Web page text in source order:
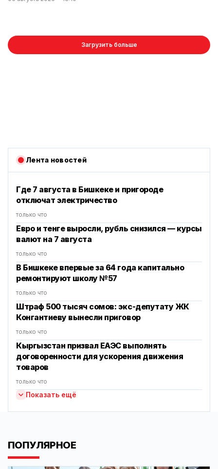
Загрузить больше
Лента новостей
Где 7 августа в Бишкеке и пригороде
отключат электричество
только что
Евро и тенге выросли, рубль снизился — курсы
валют на 7 августа
только что
В Бишкеке впервые за 64 года капитально
ремонтируют школу №57
только что
Штраф 500 тысяч сомов: экс-депутату ЖК
Конгантиеву вынесли приговор
только что
Кыргызстан призвал ЕАЭС выполнять
договоренности для ускорения движения
товаров
только что
Показать ещё
ПОПУЛЯРНОЕ